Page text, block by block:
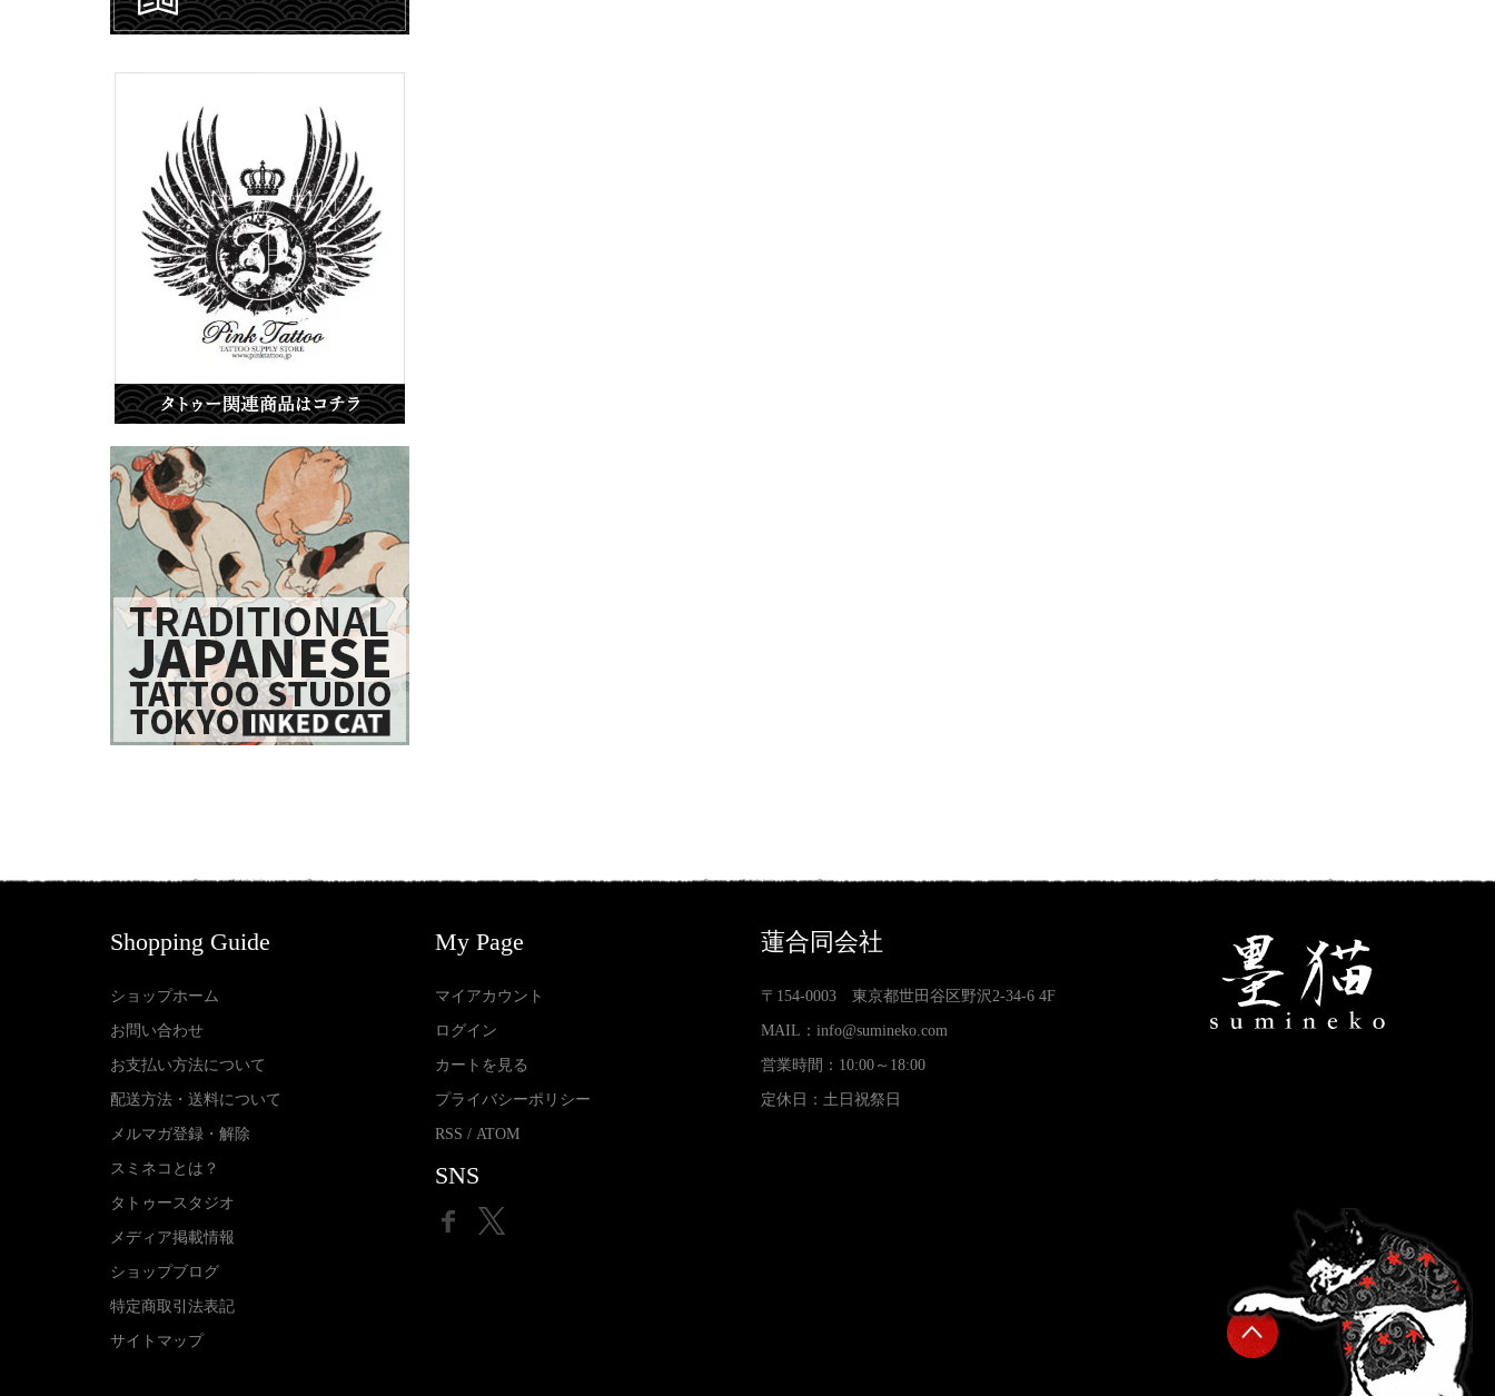
Shopping Guide
ショップホーム
お問い合わせ
お支払い方法について
配送方法・送料について
メルマガ登録・解除
スミネコとは？
タトゥースタジオ
メディア掲載情報
ショップブログ
特定商取引法表記
サイトマップ
My Page
マイアカウント
ログイン
カートを見る
プライバシーポリシー
RSS /ATOM
SNS
蓮合同会社
〒154-0003 東京都世田谷区野沢2-34-6 4F
MAIL： info@sumineko.com
営業時間：10:00～18:00
定休日：土日祝祭日